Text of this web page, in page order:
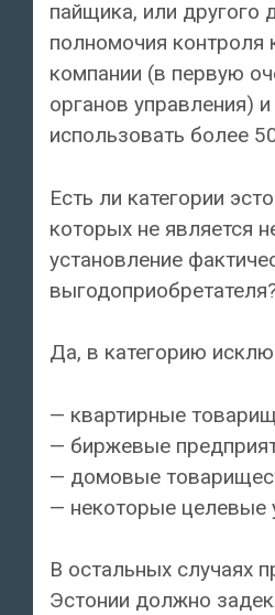
пайщика, или другого
полномочия
компании (в первую
органов управления)
использовать более
Есть ли категории
которых не является
установление
Да, в категорию
— квартирные
— биржевые
— домовые
— некоторые целевые
В остальных случаях
Эстонии должно